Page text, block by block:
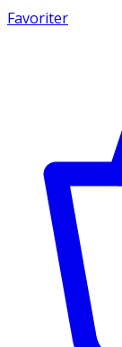
Favoriter